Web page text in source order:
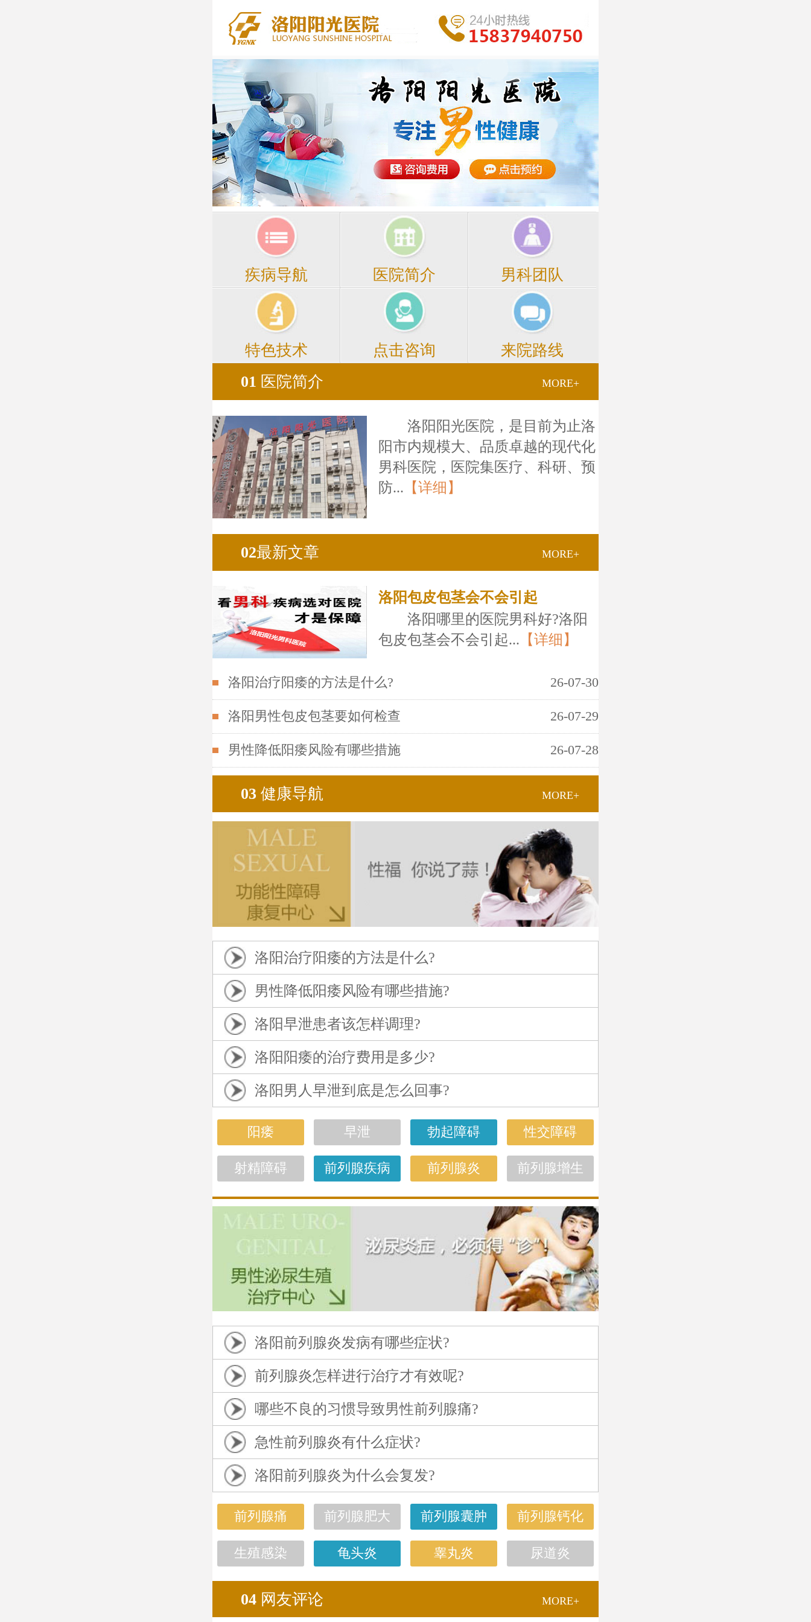
疾病导航 医院简介 男科团队
特色技术 点击咨询
来院路线
01 医院简介 MORE+
洛阳阳光医院，是目前为止洛
阳市内规模大、品质卓越的现代化
男科医院，医院集医疗、科研、预
防... 【详细】
02最新文章 MORE+
洛阳包皮包茎会不会引起
洛阳哪里的医院男科好?洛阳
包皮包茎会不会引起... 【详细】
洛阳治疗阳痿的方法是什么? 26-07-30
洛阳男性包皮包茎要如何检查 26-07-29
男性降低阳痿风险有哪些措施 26-07-28
03 健康导航 MORE+
洛阳治疗阳痿的方法是什么?
男性降低阳痿风险有哪些措施?
洛阳早泄患者该怎样调理?
洛阳阳痿的治疗费用是多少?
洛阳男人早泄到底是怎么回事?
阳痿 早泄 勃起障碍 性交障碍
射精障碍 前列腺疾病 前列腺炎 前列腺增生
洛阳前列腺炎发病有哪些症状?
前列腺炎怎样进行治疗才有效呢?
哪些不良的习惯导致男性前列腺痛?
急性前列腺炎有什么症状?
洛阳前列腺炎为什么会复发?
前列腺痛 前列腺肥大 前列腺囊肿 前列腺钙化
生殖感染 龟头炎 睾丸炎 尿道炎
04 网友评论 MORE+